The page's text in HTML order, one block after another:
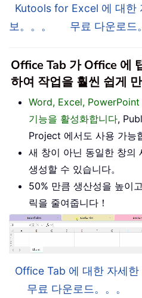
Kutools for Excel 에 대한
보。。。
무료 다운로드
Office Tab 가 Office 에
하여 작업을 훨씬 쉽게
Word, Excel, PowerPoint
기능을 활성화합니다,
Project 에서도 사용 가능
새 창이 아닌 동일한 창의
생성할 수 있습니다。
50% 만큼 생산성을 높이
릭을 줄여줍니다！
Office Tab 에 대한 자세한
무료 다운로드。。。